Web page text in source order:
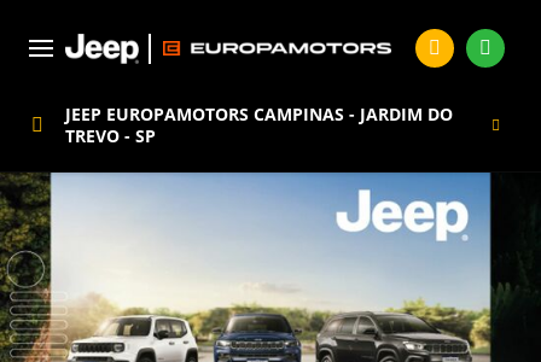
JEEP EUROPAMOTORS CAMPINAS - JARDIM DO
TREVO - SP